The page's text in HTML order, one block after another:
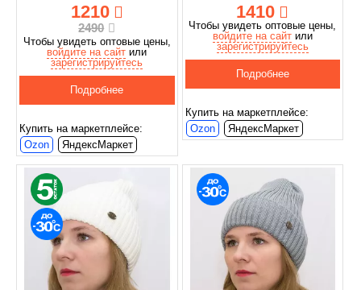
1210
2490
Чтобы увидеть оптовые цены,
войдите на сайт или
зарегистрируйтесь
Подробнее
Купить на маркетплейсе:
Ozon
ЯндексМаркет
1410
Чтобы увидеть оптовые цены,
войдите на сайтили
зарегистрируйтесь
Подробнее
Купить на маркетплейсе:
Ozon
ЯндексМаркет